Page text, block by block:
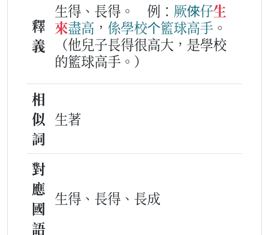
釋
義
生得、長得。 例： 厥倈仔生
來盡高 ， 係學校个籃球高手 。
（他兒子長得很高大，是學校
的籃球高手。）
相
似
詞
生著
對
應
國
語
生得、長得、長成